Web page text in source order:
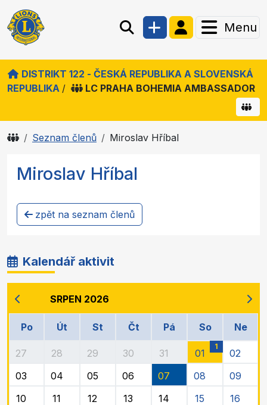
Menu
DISTRIKT 122 - ČESKÁ REPUBLIKA A SLOVENSKÁ
REPUBLIKA / LC PRAHA BOHEMIA AMBASSADOR
Seznam členů Miroslav Hříbal
Miroslav Hříbal
zpět na seznam členů
Kalendář aktivit
SRPEN 2026
Po Út St Čt Pá So Ne
27 28 29 30 31 01
1
02
03
04 05 06 07 08
09
10
11 12 13 14 15
16